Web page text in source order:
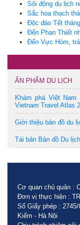
Sôi động du lịch
Sắc hoa thạch
Độc đáo Tết
Đến Phan Thiết
Đến Vực Hòm,
ẤN PHẨM DU LỊCH
Khám phá Việt
Vietnam Travel Atlas
Giới thiệu bản đồ du
Tái bản Bản đồ Du
Cơ quan chủ quản :
Đơn vị thực hiện :
Số Giấy phép :
Kiếm - Hà Nội